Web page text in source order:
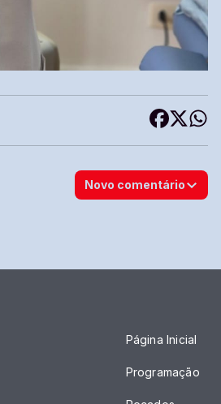
Novo comentário
Página Inicial
Programação